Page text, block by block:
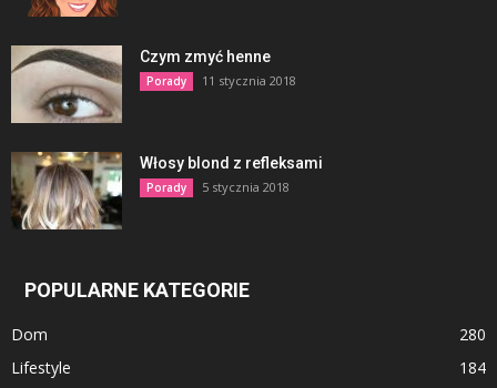
Czym zmyć henne
Porady 11 stycznia 2018
Włosy blond z refleksami
Porady 5 stycznia 2018
POPULARNE KATEGORIE
Dom
280
Lifestyle
184